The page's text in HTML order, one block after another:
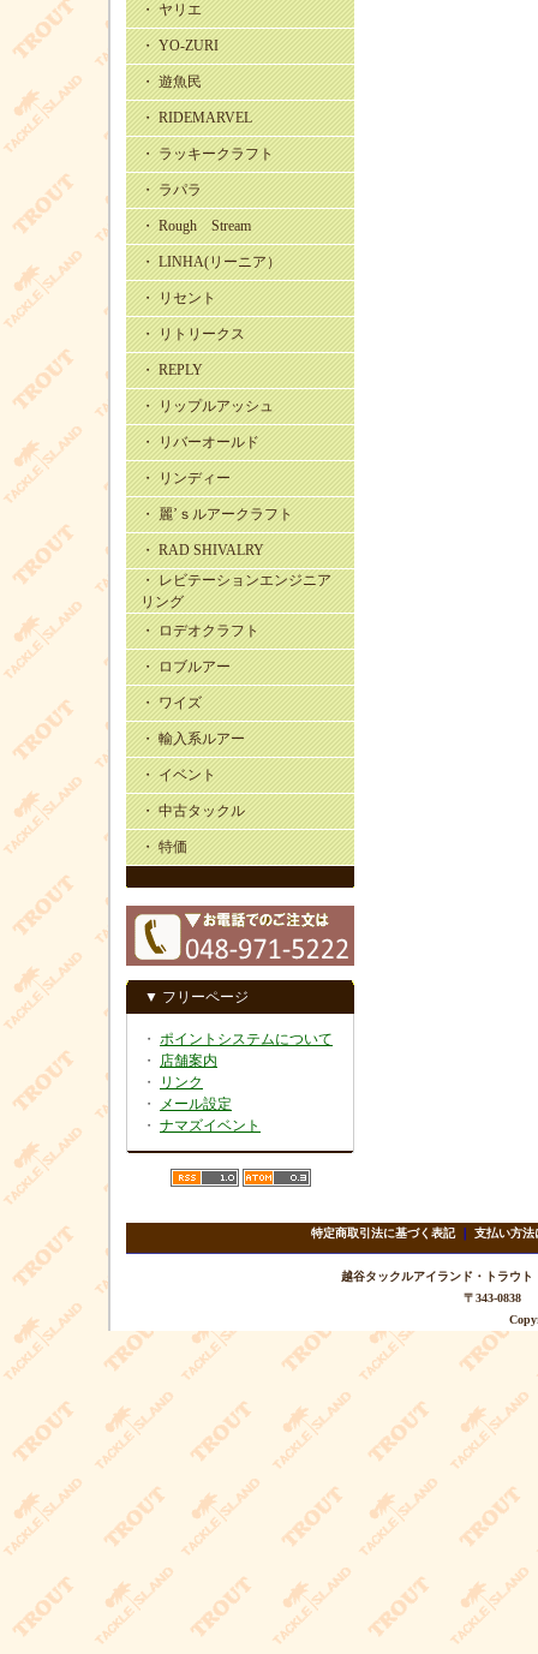
・ ヤリエ
・ YO-ZURI
・ 遊魚民
・ RIDEMARVEL
・ ラッキークラフト
・ ラパラ
・ Rough Stream
・ LINHA(リーニア）
・ リセント
・ リトリークス
・ REPLY
・ リップルアッシュ
・ リバーオールド
・ リンディー
・ 麗’ｓルアークラフト
・ RAD SHIVALRY
・ レビテーションエンジニア
リング
・ ロデオクラフト
・ ロブルアー
・ ワイズ
・ 輸入系ルアー
・ イベント
・ 中古タックル
・ 特価
▼ フリーページ
・ ポイントシステムについて
・ 店舗案内
・
リンク
・
メール設定
・ ナマズイベント
特定商取引法に基づく表記｜ 支払い方法
越谷タックルアイランド・トラ
〒343-0838